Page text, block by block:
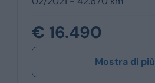
€ 16.490
Mostra di più